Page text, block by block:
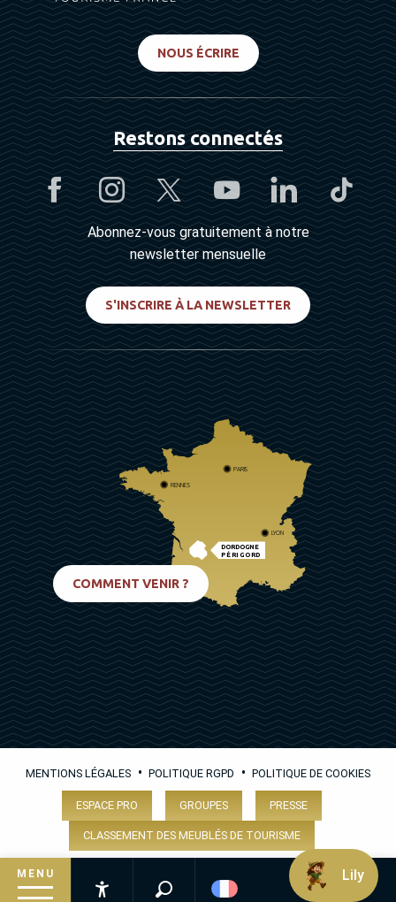
MENU
NOUS ÉCRIRE
Restons connectés
Abonnez-vous gratuitement à notre
newsletter mensuelle
S'INSCRIRE À LA NEWSLETTER
DORDOGNE
PÉRIGORD
PARIS
RENNES
LYON
COMMENT VENIR ?
MENTIONS LÉGALES • POLITIQUE RGPD • POLITIQUE DE COOKIES
ESPACE PRO GROUPES PRESSE
CLASSEMENT DES MEUBLÉS DE TOURISME
Lily